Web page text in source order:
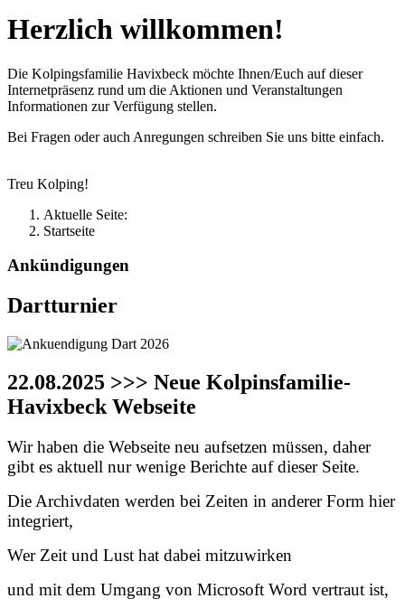
Herzlich willkommen!
Die Kolpingsfamilie Havixbeck möchte Ihnen/Euch auf dieser
Internetpräsenz rund um die Aktionen und Veranstaltungen
Informationen zur Verfügung stellen.
Bei Fragen oder auch Anregungen schreiben Sie uns bitte einfach.
Treu Kolping!
Aktuelle Seite:
Startseite
Ankündigungen
Dartturnier
22.08.2025 >>> Neue Kolpinsfamilie-
Havixbeck Webseite
Wir haben die Webseite neu aufsetzen müssen, daher
gibt es aktuell nur wenige Berichte auf dieser Seite.
Die Archivdaten werden bei Zeiten in anderer Form hier
integriert,
Wer Zeit und Lust hat dabei mitzuwirken
und mit dem Umgang von Microsoft Word vertraut ist,